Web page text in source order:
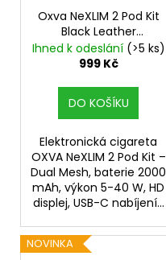
Oxva NeXLIM 2 Pod Kit
Black Leather
2000mAh
Ihned k odeslání (>5 ks)
999 Kč
DO KOŠÍKU
Elektronická cigareta
OXVA NeXLIM 2 Pod Kit –
Dual Mesh, baterie 2000
mAh, výkon 5-40 W, HD
displej, USB-C nabíjení...
NOVINKA